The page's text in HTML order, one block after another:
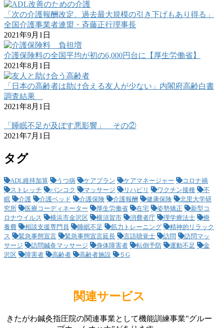
「次の介護報酬改定、過去最大規模の引き下げもあり得る」
全国介護事業者連盟・斉藤正行理事長
2021年9月1日
介護保険料の全国平均が初の6,000円台に【厚生労働省】
2021年8月1日
「日本の高齢者は助け合える友人が少ない」内閣府高齢白書
調査結果
2021年8月1日
「睡眠不足が及ぼす悪影響」 その②
2021年7月1日
タグ
ADL維持加算 うつ病 ケアプラン ケアマネージャー
コロナ禍
ストレッチ
バンコク マッサージ リハビリ ワクチン接種
不
眠
介護 介護ベッド 介護保険 介護報酬 健康保険
北里大学研
究所
医療コーディネーター 厚生労働省 在宅 姿勢矯正
新型コ
ロナウイルス
横浜市金沢区 横須賀市 消費者庁 理学療法士
療
養費
相談支援専門員 睡眠不足 筋力トレーニング
精神的リラック
ス
緊急事態宣言 緊急事態宣言延長 言語聴覚士 訪問
訪問マッ
サージ
訪問鍼灸マッサージ 身体障害者 転倒予防 運動不足
金
沢区
障害者 高齢者 高齢者施設 ５G
関連サービス
きたがわ鍼灸指圧院の関連事業として機能訓練事業”グルー